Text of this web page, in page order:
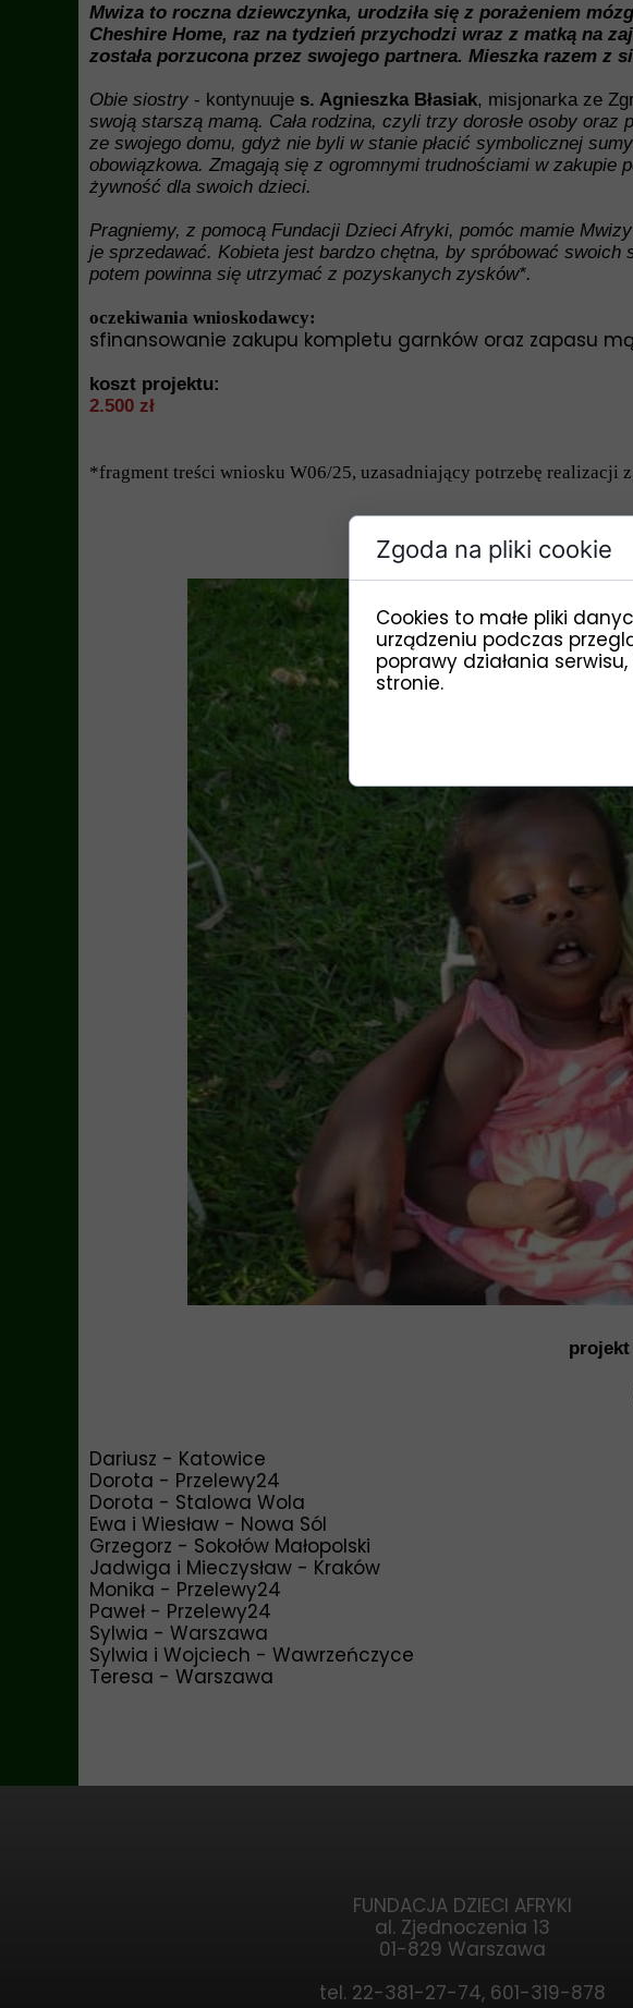
Mwiza to roczna dziewczynka, urodziła się z porażeniem
Cheshire Home, raz na tydzień przychodzi wraz z matką na
została porzucona przez swojego partnera. Mieszka razem z
Obie siostry - kontynuuje s. Agnieszka Błasiak, misjonarka ze
swoją starszą mamą. Cała rodzina, czyli trzy dorosłe osoby
ze swojego domu, gdyż nie byli w stanie płacić symbolicznej
obowiązkowa. Zmagają się z ogromnymi trudnościami w
żywność dla swoich dzieci.
Pragniemy, z pomocą Fundacji Dzieci Afryki, pomóc mamie
je sprzedawać. Kobieta jest bardzo chętna, by spróbować swoich
potem powinna się utrzymać z pozyskanych zysków*.
oczekiwania wnioskodawcy:
sfinansowanie zakupu kompletu garnków oraz zapasu
koszt projektu:
2.500 zł
*fragment treści wniosku W06/25, uzasadniający potrzebę realizacji
Dziękujemy za
Dariusz - Katowice
Dorota - Przelewy24
Dorota - Stalowa Wola
Ewa i Wiesław - Nowa Sól
Grzegorz - Sokołów Małopolski
Jadwiga i Mieczysław - Kraków
Monika - Przelewy24
Paweł - Przelewy24
Sylwia - Warszawa
Sylwia i Wojciech - Wawrzeńczyce
Teresa - Warszawa
FUNDACJA DZIECI AFRYKI
al. Zjednoczenia 13
01-829 Warszawa
tel. 22-381-27-74, 601-319-878
Zgoda na pliki cookie
Cookies to małe pliki
urządzeniu podczas
poprawy działania
stronie.